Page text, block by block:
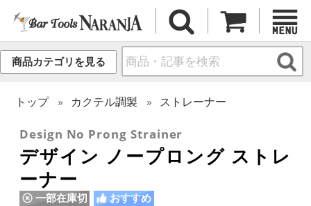
商品カテゴリを見る
トップ カクテル調製 ストレーナー
Design No Prong Strainer
デザイン ノープロング ストレ
ーナー
一部在庫切 おすすめ